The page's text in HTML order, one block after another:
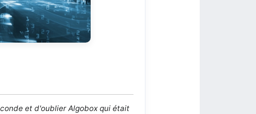
et d'oublier Algobox qui était